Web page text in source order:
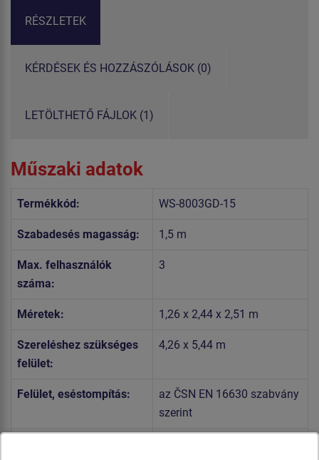
RÉSZLETEK
KÉRDÉSEK ÉS HOZZÁSZÓLÁSOK (0)
LETÖLTHETŐ FÁJLOK (1)
Műszaki adatok
Termékkód: WS-8003GD-15
Szabadesés magasság: 1,5 m
Max. felhasználók
száma:
3
Méretek: 1,26 x 2,44 x 2,51 m
Szereléshez szükséges
felület:
4,26 x 5,44 m
Felület, eséstompítás:
az ČSN EN 16630 szabvány
szerint